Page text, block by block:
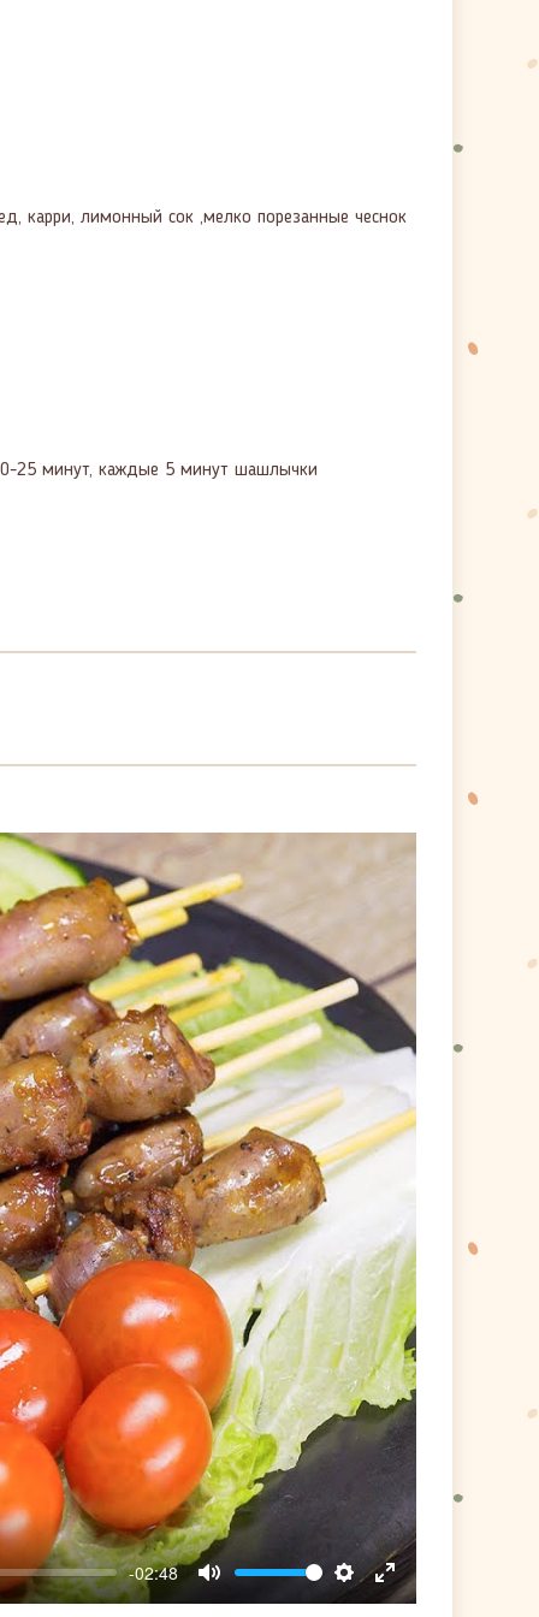
карри, лимонный сок ,мелко порезанные чеснок
25 минут, каждые 5 минут шашлычки
-02:48
Settings
Enter